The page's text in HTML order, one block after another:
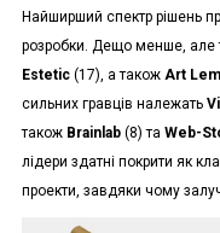
Найширший спектр рішень
розробки. Дещо менше, але
Estetic(17), а також Art
сильних гравців належать
також Brainlab(8) та Web-
лідери здатні покрити як
проекти, завдяки чому